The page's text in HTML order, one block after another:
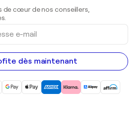
cœur de nos conseillers,
dès maintenant